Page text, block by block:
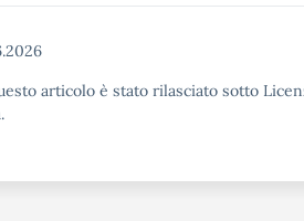
articolo è stato rilasciato sotto